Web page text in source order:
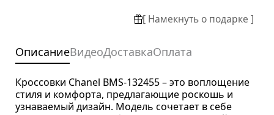
[ Намекнуть о подарке ]
ОписаниеВидеоДоставкаОплата
Кроссовки Chanel BMS-132455 – это воплощение
стиля и комфорта, предлагающие роскошь и
узнаваемый дизайн. Модель сочетает в себе